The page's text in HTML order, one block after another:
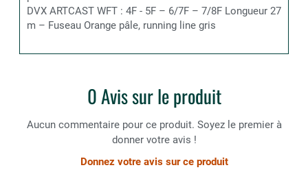
DVX ARTCAST WFT : 4F - 5F – 6/7F – 7/8F Longueur 27
m – Fuseau Orange pâle, running line gris
0 Avis sur le produit
Aucun commentaire pour ce produit. Soyez le premier à
donner votre avis !
Donnez votre avis sur ce produit